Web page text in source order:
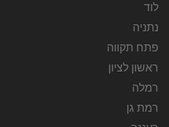
לוד
נתניה
פתח תקווה
ראשון לציון
רמלה
רמת גן